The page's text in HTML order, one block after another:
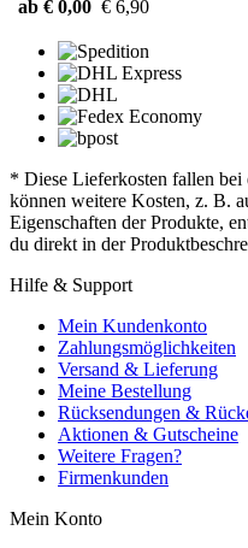
ab € 0,00 € 6,90
* Diese Lieferkosten fallen bei
können weitere Kosten, z. B.
Eigenschaften der Produkte,
du direkt in der
Hilfe & Support
Mein Kundenkonto
Zahlungsmöglichkeiten
Versand & Lieferung
Meine Bestellung
Rücksendungen &
Aktionen & Gutscheine
Weitere Fragen?
Firmenkunden
Mein Konto